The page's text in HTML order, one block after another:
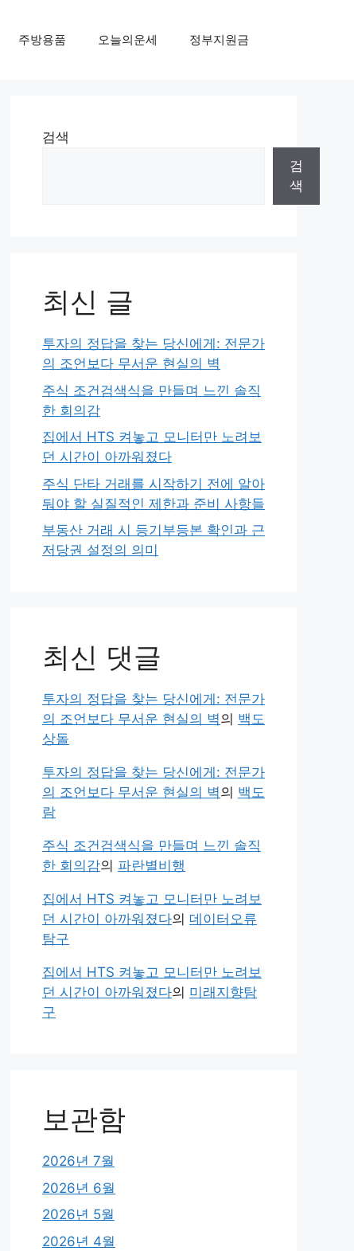
주방용품 오늘의운세 정부지원금
검색
검
색
최신 글
투자의 정답을 찾는 당신에게: 전문가
의 조언보다 무서운 현실의 벽
주식 조건검색식을 만들며 느낀 솔직
한 회의감
집에서 HTS 켜놓고 모니터만 노려보
던 시간이 아까워졌다
주식 단타 거래를 시작하기 전에 알아
둬야 할 실질적인 제한과 준비 사항들
부동산 거래 시 등기부등본 확인과 근
저당권 설정의 의미
최신 댓글
투자의 정답을 찾는 당신에게: 전문가
의 조언보다 무서운 현실의 벽의 백도
상돌
투자의 정답을 찾는 당신에게: 전문가
의 조언보다 무서운 현실의 벽의 백도
람
주식 조건검색식을 만들며 느낀 솔직
한 회의감의 파란별비행
집에서 HTS 켜놓고 모니터만 노려보
던 시간이 아까워졌다의 데이터오류
탐구
집에서 HTS 켜놓고 모니터만 노려보
던 시간이 아까워졌다의 미래지향탐
구
보관함
2026년 7월
2026년 6월
2026년 5월
2026년 4월